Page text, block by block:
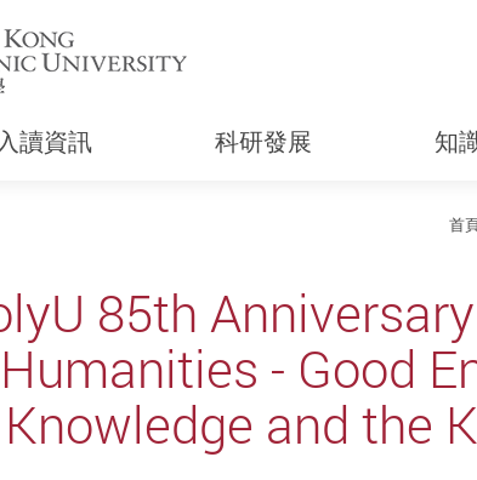
入讀資訊 科研發展 知
首
85th
Humanities - Good
Knowledge and the